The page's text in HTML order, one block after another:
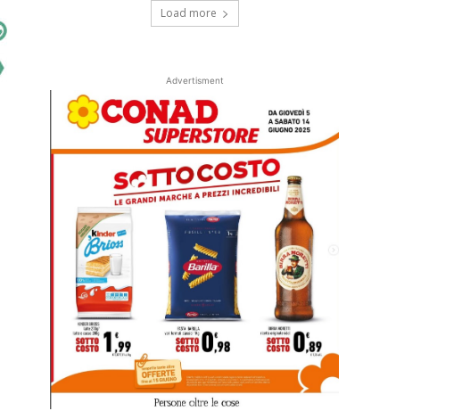
Load more
Advertisment